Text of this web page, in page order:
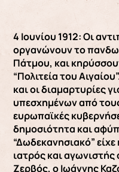
4 Ιουνίου 1912: Οι
οργανώνουν το
Πάτμου, και
“Πολιτεία του
και οι διαμαρτυρίες
υπεσχημένων από
ευρωπαϊκές
δημοσιότητα και
“Δωδεκανησιακό”
ιατρός και
Ζερβός, ο Ιωάννης